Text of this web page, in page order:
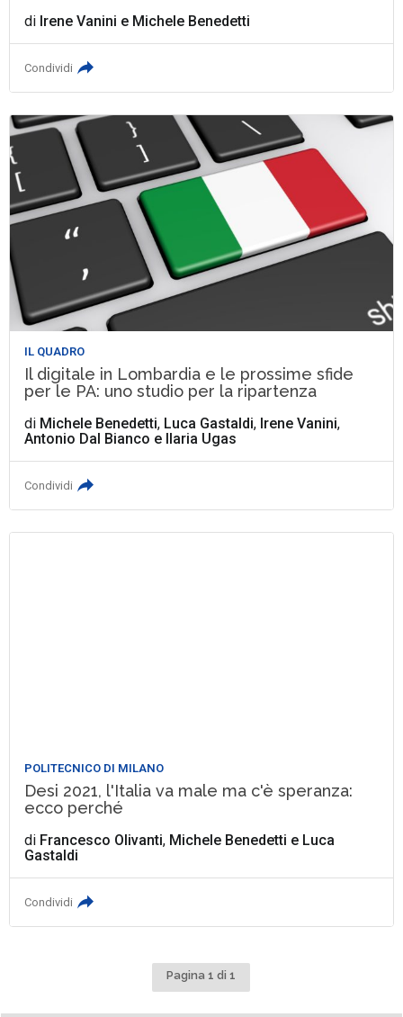
di Irene Vanini e Michele Benedetti
Condividi
IL QUADRO
Il digitale in Lombardia e le prossime sfide
per le PA: uno studio per la ripartenza
di Michele Benedetti, Luca Gastaldi, Irene Vanini,
Antonio Dal Bianco e Ilaria Ugas
Condividi
POLITECNICO DI MILANO
Desi 2021, l'Italia va male ma c'è speranza:
ecco perché
di Francesco Olivanti, Michele Benedetti e Luca
Gastaldi
Condividi
Pagina 1 di 1